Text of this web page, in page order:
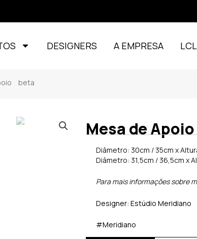
DESIGNERS A EMPRESA
beta
Mesa de
Diâmetro: 30cm / 35cm x
Diâmetro: 31,5cm / 36,5cm x
Para mais informações sobre
Designer: Estúdio Meridiano
#Meridiano